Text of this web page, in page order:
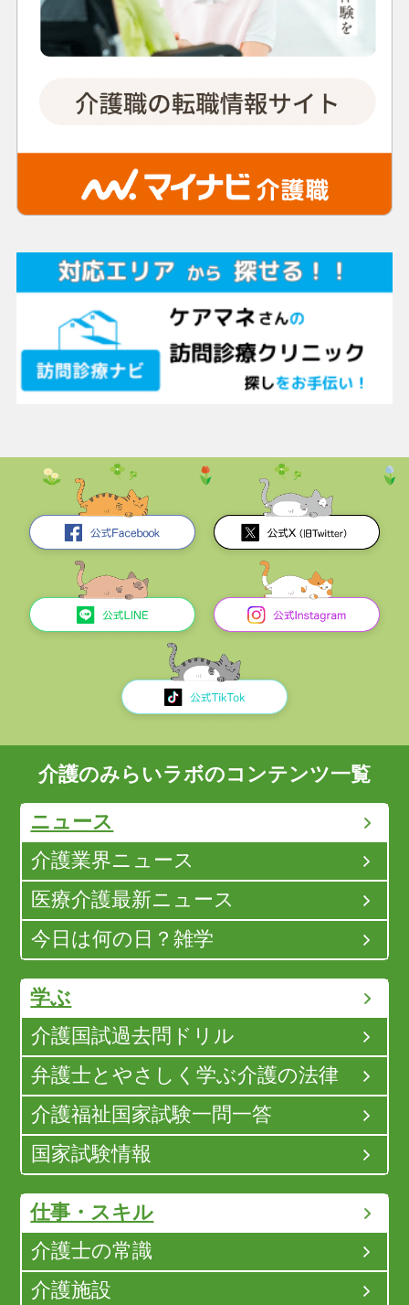
介護のみらいラボのコンテンツ一覧
ニュース
介護業界ニュース
医療介護最新ニュース
今日は何の日？雑学
学ぶ
介護国試過去問ドリル
弁護士とやさしく学ぶ介護の法律
介護福祉国家試験一問一答
国家試験情報
仕事・スキル
介護士の常識
介護施設